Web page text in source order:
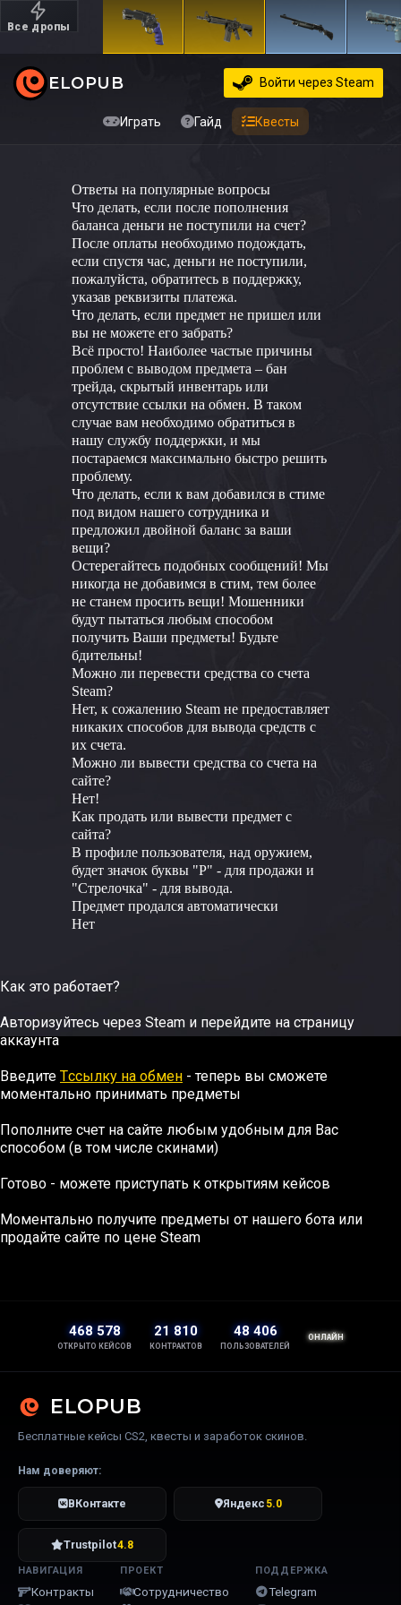
Все дропы
Дорогие
ELOPUB
Играть Гайд Квесты
Войти через Steam
Ответы на популярные вопросы
Что делать, если после пополнения
баланса деньги не поступили на счет?
После оплаты необходимо подождать,
если спустя час, деньги не поступили,
пожалуйста, обратитесь в поддержку,
указав реквизиты платежа.
Что делать, если предмет не пришел или
вы не можете его забрать?
Всё просто! Наиболее частые причины
проблем с выводом предмета – бан
трейда, скрытый инвентарь или
отсутствие ссылки на обмен. В таком
случае вам необходимо обратиться в
нашу службу поддержки, и мы
постараемся максимально быстро решить
проблему.
Что делать, если к вам добавился в стиме
под видом нашего сотрудника и
предложил двойной баланс за ваши
вещи?
Остерегайтесь подобных сообщений! Мы
никогда не добавимся в стим, тем более
не станем просить вещи! Мошенники
будут пытаться любым способом
получить Ваши предметы! Будьте
бдительны!
Можно ли перевести средства со счета
Steam?
Нет, к сожалению Steam не предоставляет
никаких способов для вывода средств с
их счета.
Можно ли вывести средства со счета на
сайте?
Нет!
Как продать или вывести предмет с
сайта?
В профиле пользователя, над оружием,
будет значок буквы "Р" - для продажи и
"Стрелочка" - для вывода.
Предмет продался автоматически
Нет
Как это работает?
Авторизуйтесь через Steam и перейдите на страницу
аккаунта
Введите Tссылку на обмен - теперь вы сможете
моментально принимать предметы
Пополните счет на сайте любым удобным для Вас
способом (в том числе скинами)
Готово - можете приступать к открытиям кейсов
Моментально получите предметы от нашего бота или
продайте сайте по цене Steam
468 578
ОТКРЫТО КЕЙСОВ
21 810
КОНТРАКТОВ
48 406
ПОЛЬЗОВАТЕЛЕЙ
ОНЛАЙН
ELOPUB
Бесплатные кейсы CS2, квесты и заработок скинов.
Нам доверяют:
ВКонтакте Яндекс 5.0
Trustpilot4.8
НАВИГАЦИЯ
Контракты
ПРОЕКТ
Сотрудничество
ПОДДЕРЖКА
Telegram